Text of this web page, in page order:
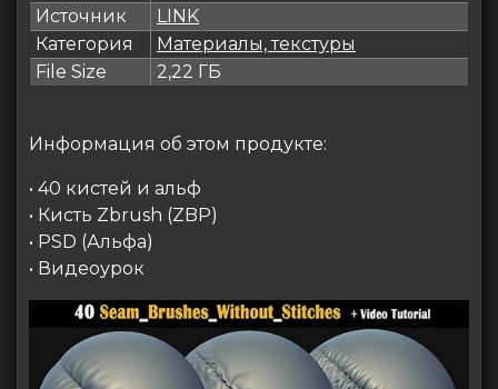
Источник
LINK
Категория
Материалы, текстуры
File Size
2,22 ГБ
Информация об этом продукте:
• 40 кистей и альф
• Кисть Zbrush (ZBP)
• PSD (Альфа)
• Видеоурок